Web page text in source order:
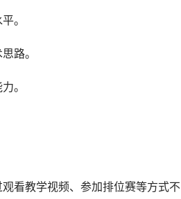
。
路。
。
看教学视频、参加排位赛等方式不